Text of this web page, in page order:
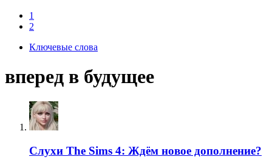
1
2
Ключевые слова
вперед в будущее
Слухи The Sims 4: Ждём новое дополнение?